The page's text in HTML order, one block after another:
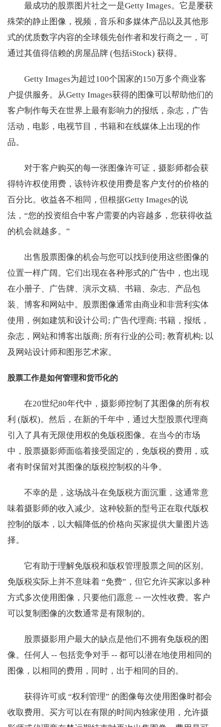
最成功的股票图片社之一是Getty Images。它是屡获
殊荣的静止图像，视频，音乐和多媒体产品以及其他形
式的优质数字内容的全球领先创作者和发行商之一，可
通过其值得信赖的房屋品牌 (包括iStock) 获得。
Getty Images为超过100个国家的150万多个商业客
户提供服务。从Getty Images获得的图像可以帮助他们的
客户制作每天在世界上最有影响力的报纸，杂志，广告
活动，电影，电视节目，书籍和在线媒体上出现的作
品。
对于客户购买的每一张图像许可证，摄影师都会获
得特许权使用费，该特许权使用费是客户支付的价格的
百分比。收益各不相同，但根据Getty Images的说
法，“您的投资组合中客户需要的内容越多，您获得收益
的机会就越多。”
出售股票图像的机会与您可以找到使用这些图像的
位置一样广阔。它们出现在各种形式的广告中，也出现
在小册子、广告牌、演示文稿、书籍、杂志、产品包
装、博客和网站中。股票图像通常由商业和非营利实体
使用，例如建筑和设计公司; 广告代理商; 书籍，报纸，
杂志，网站和博客出版商; 所有行业的公司; 教育机构; 以
及网站设计师和图形艺术家。
股票工作是如何管理和货币化的
在20世纪80年代中，摄影师控制了其图像的所有权
利 (版权)。然后，在新的千年中，通过大型股票代理商
引入了具有无限使用权的免版税图像。在当今的市场
中，股票摄影师面临着接受固定的，免版税的费用，或
者有时保留对其图像的版税控制权的斗争。
不幸的是，这场战斗在免版税方面沉重，这通常意
味着摄影师的收入减少。这种较新的型号正在取代版权
控制的版本，以大幅降低的价格向买家提供大量图片选
择。
它有助于理解免版税和版权管理股票之间的区别。
免版税实际上并不意味着 “免费”，但它允许买家以多种
方式多次使用图像，只要他们愿意 -- 一次性收费。客户
可以复制图像的次数通常是有限制的。
股票摄影用户最大的缺点是他们不拥有免版税的图
像。任何人 -- 包括竞争对手 -- 都可以潜在地使用相同的
图像，以相同的费用，同时，出于相同的目的。
获得许可或 “权利管理” 的图像每次使用图像时都会
收取费用。买方可以在有限的时间内独家使用，允许摄